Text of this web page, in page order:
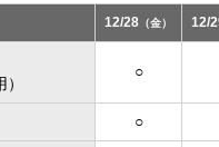
12/28 （金） 12/
○
○